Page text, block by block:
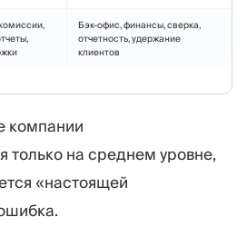
Бэк-офис, финансы, сверка,
отчетность, удержание
клиентов
компании
только на среднем уровне,
«настоящей